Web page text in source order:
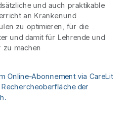
und auch praktikable
an Krankenund
zu optimieren, für die
und damit für Lehrende und
zu machen
Online-Abonnement via CareLit
der